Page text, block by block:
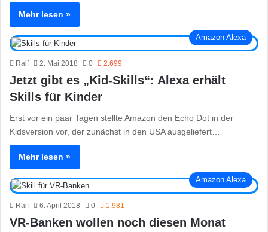
Mehr lesen »
Amazon Alexa
Ralf 2. Mai 2018 0 2.699
Jetzt gibt es „Kid-Skills“: Alexa erhält
Skills für Kinder
Erst vor ein paar Tagen stellte Amazon den Echo Dot in der
Kidsversion vor, der zunächst in den USA ausgeliefert…
Mehr lesen »
Amazon Alexa
Ralf 6. April 2018 0 1.981
VR-Banken wollen noch diesen Monat